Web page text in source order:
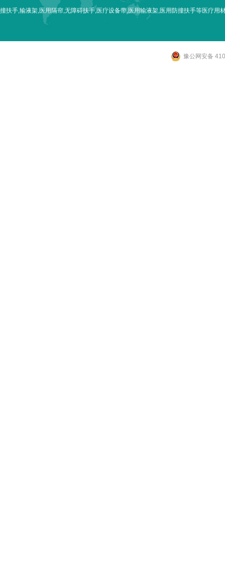
撞扶手,输液架,医用隔帘,无障碍扶手,医疗设备带,医用输液架,医用防撞扶手等医疗用
豫公网安备